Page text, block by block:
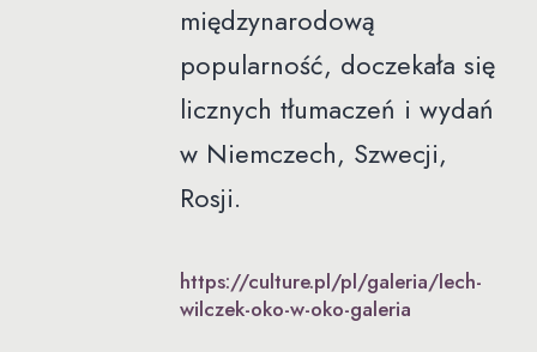
międzynarodową
popularność, doczekała się
licznych tłumaczeń i wydań
w Niemczech, Szwecji,
Rosji.
https://culture.pl/pl/galeria/lech-
wilczek-oko-w-oko-galeria